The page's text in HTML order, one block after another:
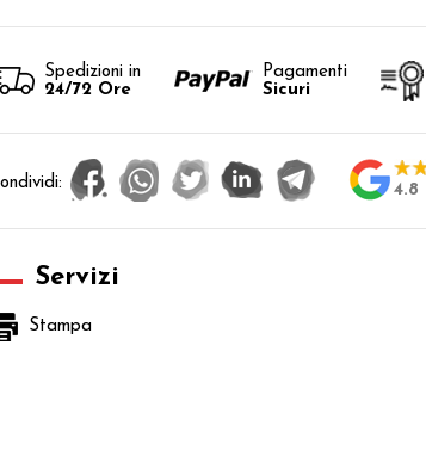
Spedizioni in
24/72 Ore
Pagamenti
Sicuri
4.8
Servizi
Stampa